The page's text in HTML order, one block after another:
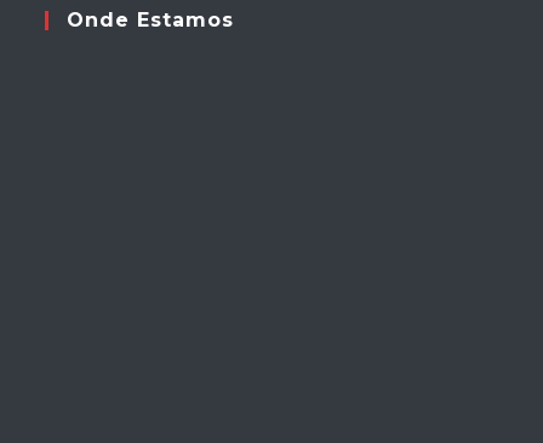
Onde Estamos